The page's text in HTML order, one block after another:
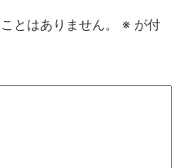
とはありません。 ※ が付